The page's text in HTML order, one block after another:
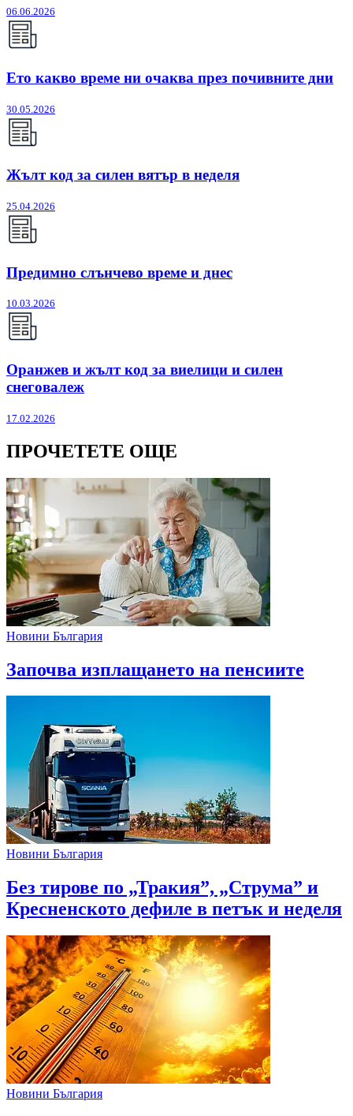
06.06.2026
Ето какво време ни очаква през почивните дни
30.05.2026
Жълт код за силен вятър в неделя
25.04.2026
Предимно слънчево време и днес
10.03.2026
Оранжев и жълт код за виелици и силен
снеговалеж
17.02.2026
ПРОЧЕТЕТЕ ОЩЕ
Новини България
Започва изплащането на пенсиите
Новини България
Без тирове по „Тракия”, „Струма” и
Кресненското дефиле в петък и неделя
Новини България